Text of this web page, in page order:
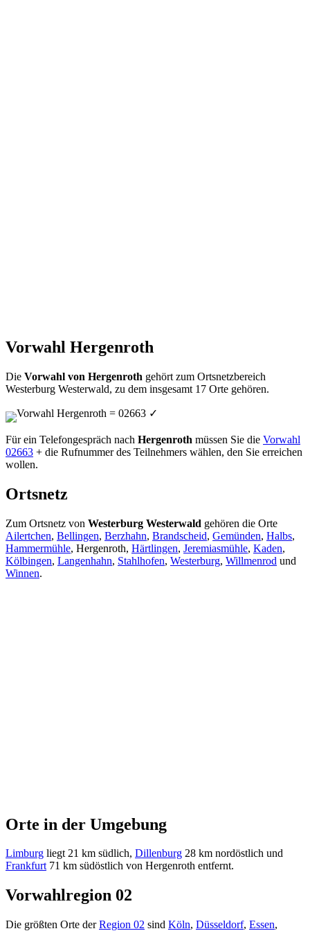
Vorwahl Hergenroth
Die Vorwahl von Hergenroth gehört zum Ortsnetzbereich
Westerburg Westerwald, zu dem insgesamt 17 Orte gehören.
Vorwahl Hergenroth = 02663 ✓
Für ein Telefongespräch nach Hergenroth müssen Sie die Vorwahl
02663 + die Rufnummer des Teilnehmers wählen, den Sie erreichen
wollen.
Ortsnetz
Zum Ortsnetz von Westerburg Westerwald gehören die Orte
Ailertchen, Bellingen, Berzhahn, Brandscheid, Gemünden, Halbs,
Hammermühle, Hergenroth, Härtlingen, Jeremiasmühle, Kaden,
Kölbingen, Langenhahn, Stahlhofen, Westerburg, Willmenrod und
Winnen.
Orte in der Umgebung
Limburg liegt 21 km südlich, Dillenburg 28 km nordöstlich und
Frankfurt71 km südöstlich von Hergenroth entfernt.
Vorwahlregion 02
Die größten Orte derRegion 02 sind Köln, Düsseldorf, Essen,